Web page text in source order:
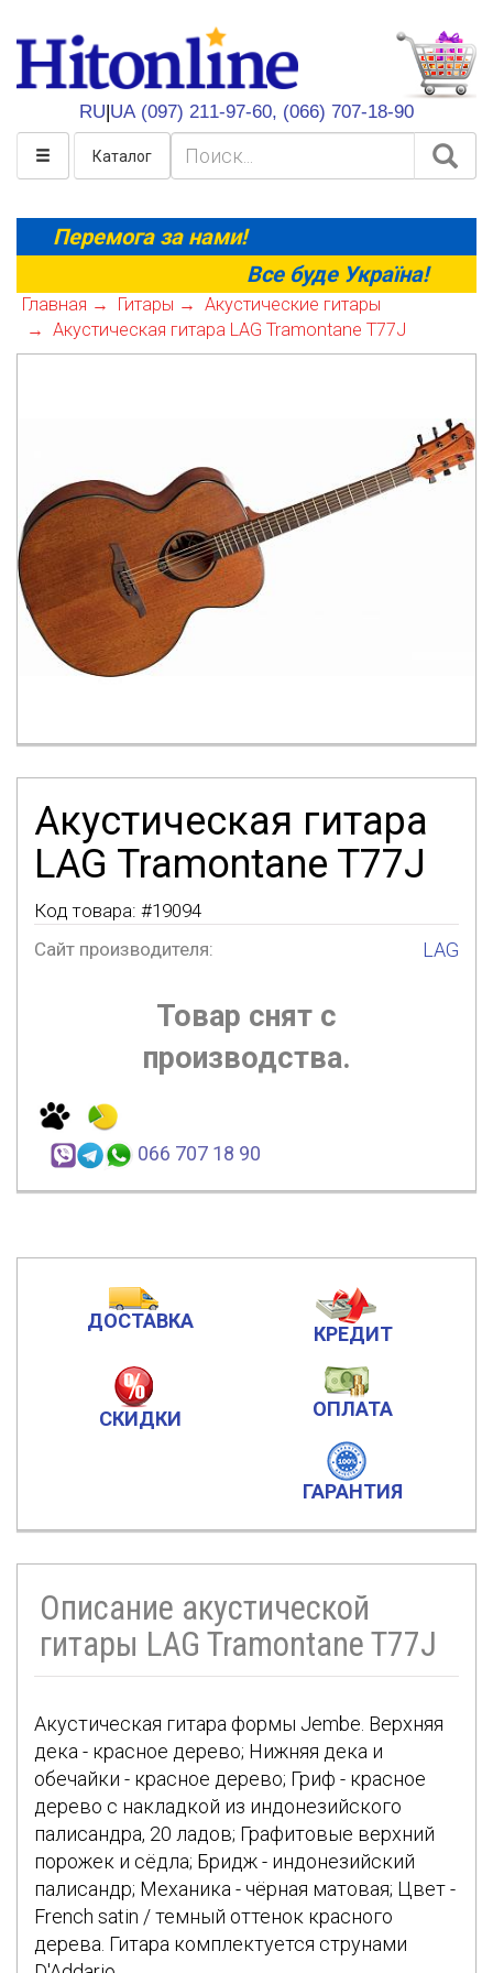
RU|UA (097) 211-97-60, (066) 707-18-90
HitOnline
Каталог
Перемога за нами!
Все буде Україна!
Главная Гитары
Акустические гитары
Акустическая гитара LAG Tramontane T77J
Акустическая гитара
LAG Tramontane T77J
Код товара: #19094
Сайт производителя:
LAG
Товар снят с
производства.
066 707 18 90
ДОСТАВКА
КРЕДИТ
СКИДКИ ОПЛАТА
ГАРАНТИЯ
Описание акустической
гитары LAG Tramontane T77J
Акустическая гитара формы Jembe. Верхняя
дека - красное дерево; Нижняя дека и
обечайки - красное дерево; Гриф - красное
дерево с накладкой из индонезийского
палисандра, 20 ладов; Графитовые верхний
порожек и сёдла; Бридж - индонезийский
палисандр; Механика - чёрная матовая; Цвет -
French satin / темный оттенок красного
дерева. Гитара комплектуется струнами